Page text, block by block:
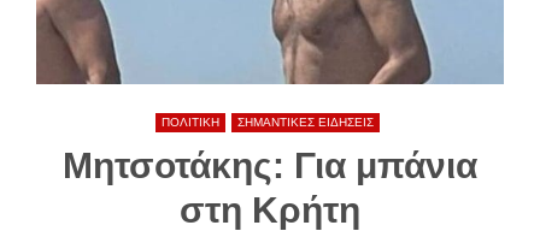
ΠΟΛΙΤΙΚΗ ΣΗΜΑΝΤΙΚΕΣ ΕΙΔΗΣΕΙΣ
Μητσοτάκης: Για μπάνια
στη Κρήτη